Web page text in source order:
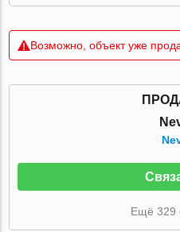
Возможно, объект уже
Ещё 329